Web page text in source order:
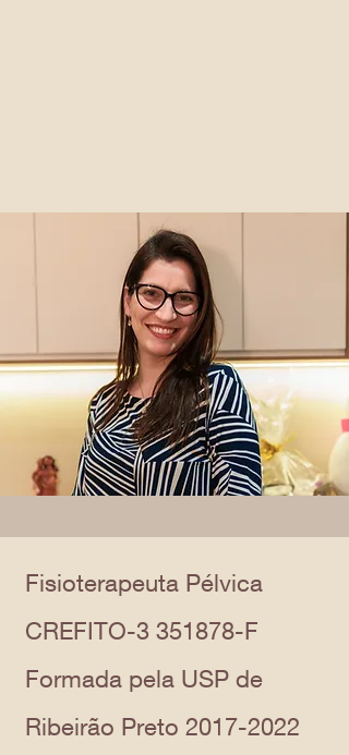
Fisioterapeuta Pélvica
CREFITO-3 351878-F
Formada pela USP de
Ribeirão Preto 2017-2022